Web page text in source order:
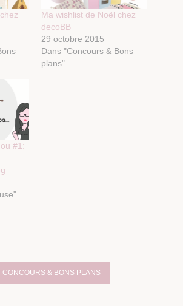
Ma wishlist de Noël chez
decoBB
29 octobre 2015
Dans "Concours & Bons
plans"
#1:
CONCOURS & BONS PLANS